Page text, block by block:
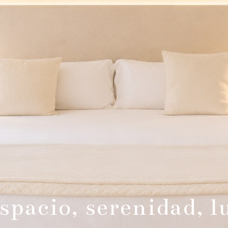
serenidad,